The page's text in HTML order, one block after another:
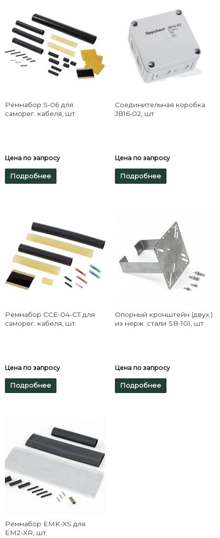
Ремнабор S-06 для
саморег. кабеля, шт
Цена по запросу
Подробнее
Соединительная коробка
JB16-02, шт
Цена по запросу
Подробнее
Ремнабор CCE-04-CT для
саморег. кабеля, шт
Цена по запросу
Подробнее
Опорный кронштейн (двух.)
из нерж. стали SB-101, шт
Цена по запросу
Подробнее
Ремнабор EMK-XS для
EM2-XR, шт